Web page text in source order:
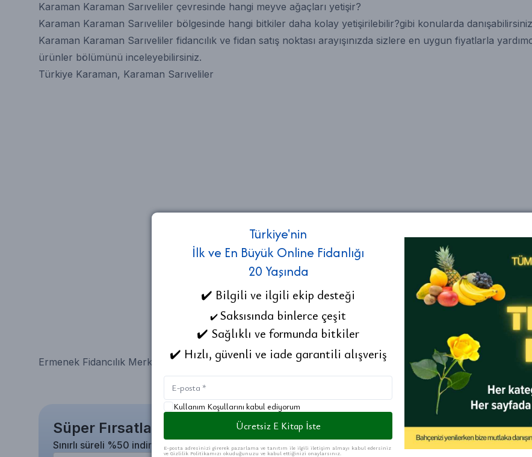
Karaman Karaman Sarıveliler çevresinde hangi meyve ağaçları yetişir?
Karaman Karaman Sarıveliler bölgesinde hangi bitkiler daha kolay yetişirilebilir?gibi konularda
Karaman Karaman Sarıveliler fidancılık ve fidan satış noktası arayışınızda sizlere en uygun fiyatlarla
ürünler bölümünü inceleyebilirsiniz.
Türkiye Karaman, Karaman Sarıveliler
Ermenek Fidancılık Merkez Fidancılık Ayrancı Fidancılık Kazımkarabekir Fidancılık Başyayla Fidancılık
Süper Fırsatlar
Sınırlı süreli %50 indirim
Büyük
Size özel en iyi bitki
Türkiye'nin
İlk ve En Büyük Online Fidanlığı
20 Yaşında
✔️ Bilgili ve ilgili ekip desteği
✔️ Saksısında binlerce çeşit
✔️ Sağlıklı ve formunda bitkiler
✔️ Hızlı, güvenli ve iade garantili alışveriş
Kullanım Koşullarını kabul ediyorum
Ücretsiz E Kitap İste
E-posta adresinizi girerek pazarlama ve tanıtım ile ilgili iletişim almayı kabul edersiniz
ve Gizlilik Politikamızı okuduğunuzu ve kabul ettiğinizi onaylarsınız.